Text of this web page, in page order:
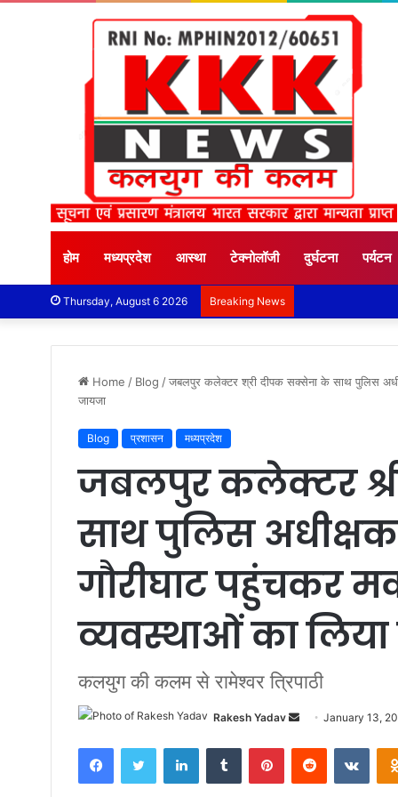
होम मध्यप्रदेश आस्था टेक्नोलॉजी दुर्घटना पर्यटन
Thursday, August 6 2026 Breaking News
Home / Blog /जबलपुर कलेक्टर श्री दीपक सक्सेना के साथ पुलिस
जायजा
Blog प्रशासन मध्यप्रदेश
जबलपुर कलेक्टर
साथ पुलिस अधीक्षक
गौरीघाट पहुंचकर
व्यवस्थाओं का
कलयुग की कलम से रामेश्वर त्रिपाठी
Rakesh Yadav
n
d
January 13,